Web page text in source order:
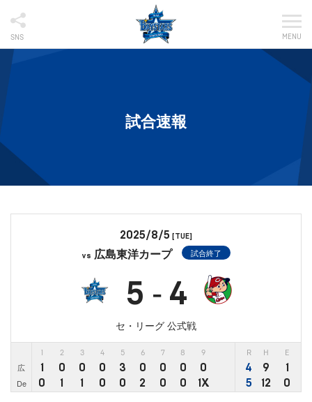
SNS MENU
試合速報
2025/8/5 [TUE]
vs 広島東洋カープ 試合終了
5 - 4
セ・リーグ 公式戦
2 3 4 5 6 7 8 9 R H E
広 1 0 0 0 3 0 0 0 0 4 9 1
De 0 1 1 0 0 2 0 0 1X 5 12 0